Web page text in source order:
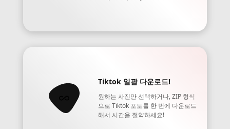
Tiktok 일괄 다운로드!
원하는 사진만 선택하거나, ZIP 형식
으로 Tiktok 포토를 한 번에 다운로드
해서 시간을 절약하세요!